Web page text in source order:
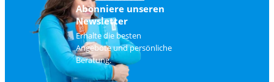
Abonniere unseren
Newsletter
Erhalte die besten
Angebote und persönliche
Beratung.